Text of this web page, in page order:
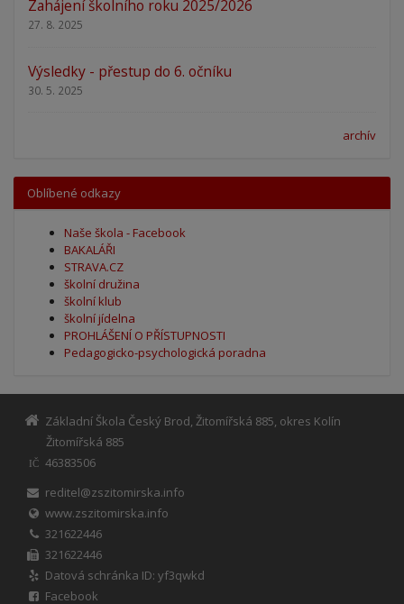
Zahájení školního roku 2025/2026
27. 8. 2025
Výsledky - přestup do 6. očníku
30. 5. 2025
archív
Oblíbené odkazy
Naše škola - Facebook
BAKALÁŘI
STRAVA.CZ
školní družina
školní klub
školní jídelna
PROHLÁŠENÍ O PŘÍSTUPNOSTI
Pedagogicko-psychologická poradna
Základní Škola Český Brod, Žitomířská 885, okres Kolín
Žitomířská 885
IČ
46383506
reditel@zszitomirska.info
www.zszitomirska.info
321622446
321622446
Datová schránka ID: yf3qwkd
Facebook